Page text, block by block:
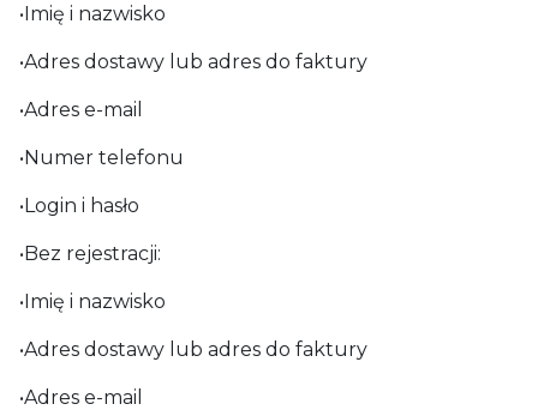
•Imię i nazwisko
•Adres dostawy lub adres do faktury
•Adres e-mail
•Numer telefonu
•Login i hasło
•Bez rejestracji:
•Imię i nazwisko
•Adres dostawy lub adres do faktury
•Adres e-mail